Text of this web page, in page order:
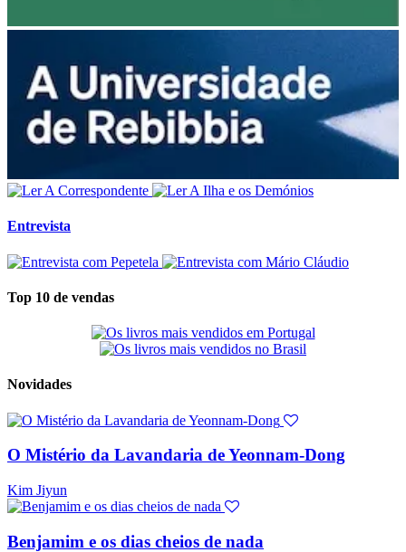
Entrevista
Top 10 de vendas
Novidades
O Mistério da Lavandaria de Yeonnam-Dong
Kim Jiyun
Benjamim e os dias cheios de nada